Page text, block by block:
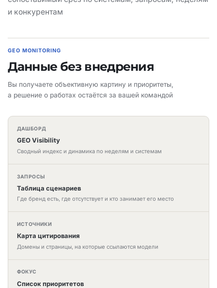
и конкурентам
GEO MONITORING
Данные без внедрения
Вы получаете объективную картину и приоритеты,
а решение о работах остаётся за вашей командой
ДАШБОРД
GEO Visibility
Сводный индекс и динамика по неделям и системам
ЗАПРОСЫ
Таблица сценариев
Где бренд есть, где отсутствует и кто занимает его место
ИСТОЧНИКИ
Карта цитирования
Домены и страницы, на которые ссылаются модели
ФОКУС
Список приоритетов